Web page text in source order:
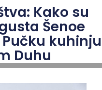
Kako su
Šenoe
kuhinju
Duhu